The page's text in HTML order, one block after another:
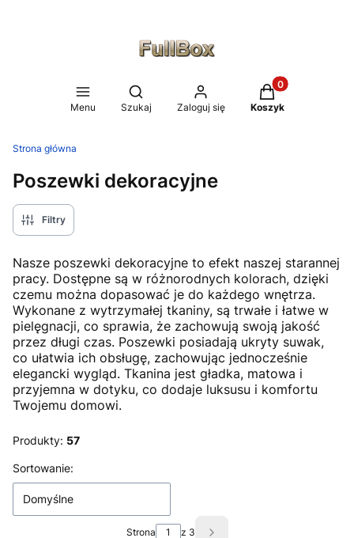
Menu
Otwórz wyszukiwarkę
Szukaj Zaloguj się
Produkty w
Koszyk
Strona główna
Poszewki dekoracyjne
Filtry
Nasze poszewki dekoracyjne to efekt naszej starannej
pracy. Dostępne są w różnorodnych kolorach, dzięki
czemu można dopasować je do każdego wnętrza.
Wykonane z wytrzymałej tkaniny, są trwałe i łatwe w
pielęgnacji, co sprawia, że zachowują swoją jakość
przez długi czas. Poszewki posiadają ukryty suwak,
co ułatwia ich obsługę, zachowując jednocześnie
elegancki wygląd. Tkanina jest gładka, matowa i
przyjemna w dotyku, co dodaje luksusu i komfortu
Twojemu domowi.
Produkty: 57
Lista produktów
Sortowanie:
Domyślne
Strona z 3